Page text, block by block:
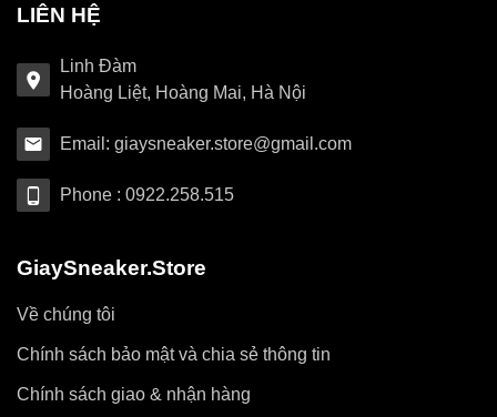
LIÊN HỆ
Linh Đàm
Hoàng Liệt, Hoàng Mai, Hà Nội
Email: giaysneaker.store@gmail.com
Phone : 0922.258.515
GiaySneaker.Store
Về chúng tôi
Chính sách bảo mật và chia sẻ thông tin
Chính sách giao & nhận hàng